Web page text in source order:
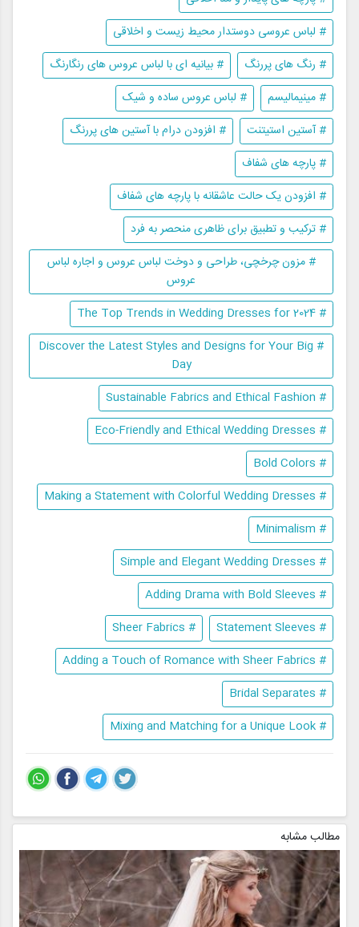
# لباس عروسی دوستدار محیط زیست و اخلاقی
# رنگ های پررنگ
# بیانیه ای با لباس عروس های رنگارنگ
# مینیمالیسم
# لباس عروس ساده و شیک
# آستین استیتنت
# افزودن درام با آستین های پررنگ
# پارچه های شفاف
# افزودن یک حالت عاشقانه با پارچه های شفاف
# ترکیب و تطبیق برای ظاهری منحصر به فرد
# مزون چرخچی، طراحی و دوخت لباس عروس و اجاره لباس
عروس
# The Top Trends in Wedding Dresses for 2024
# Discover the Latest Styles and Designs for Your Big
Day
# Sustainable Fabrics and Ethical Fashion
# Eco-Friendly and Ethical Wedding Dresses
# Bold Colors
# Making a Statement with Colorful Wedding Dresses
# Minimalism
# Simple and Elegant Wedding Dresses
# Adding Drama with Bold Sleeves
# Statement Sleeves
# Sheer Fabrics
# Adding a Touch of Romance with Sheer Fabrics
# Bridal Separates
# Mixing and Matching for a Unique Look
مطالب مشابه